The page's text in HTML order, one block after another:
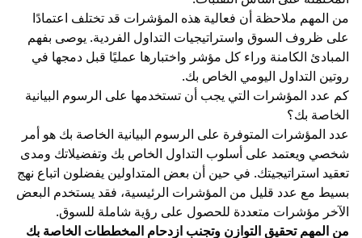
من المهم ملاحظة أن فعالية هذه المؤشرات قد تختلف اعتمادًا
على ظروف السوق واستراتيجيات التداول الفردية. يوصى بفهم
المبادئ الكامنة وراء كل مؤشر واختبارها عمليًا قبل دمجها في
روتين التداول اليومي الخاص بك.
كم عدد المؤشرات التي يجب أن تستخدمها على الرسوم البيانية
الخاصة بك؟
عدد المؤشرات المتوفرة على الرسوم البيانية الخاصة بك هو أمر
شخصي ويعتمد على أسلوب التداول الخاص بك وتفضيلاتك ومدى
تعقيد استراتيجيتك. في حين أن بعض المتداولين يفضلون اتباع نهج
بسيط مع عدد قليل من المؤشرات الرئيسية، فقد يستخدم البعض
الآخر مؤشرات متعددة للحصول على رؤية شاملة للسوق.
من المهم تحقيق التوازن وتجنب ازدحام المخططات الخاصة بك